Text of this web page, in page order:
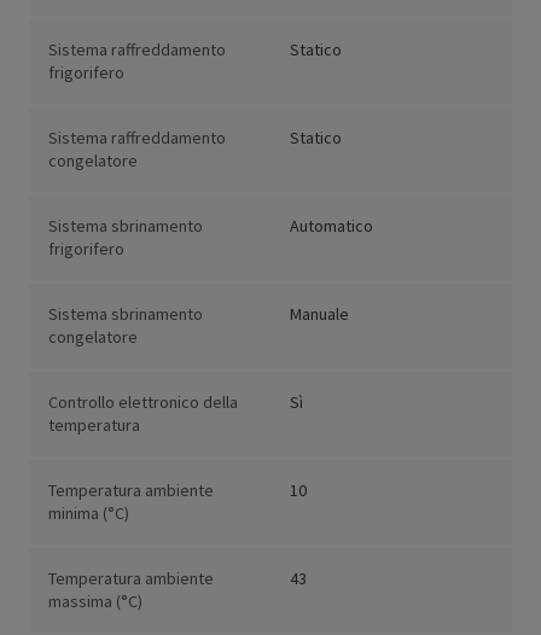
Sistema raffreddamento
frigorifero
Statico
Sistema raffreddamento
congelatore
Statico
Sistema sbrinamento
frigorifero
Automatico
Sistema sbrinamento
congelatore
Manuale
Controllo elettronico della
temperatura
Sì
Temperatura ambiente
minima (°C)
10
Temperatura ambiente
massima (°C)
43